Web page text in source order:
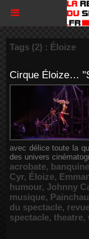
Tags (2) : Éloize
Cirque Éloize…
avec délice toute la
des univers
acrobate, banquine
Cyr, Éloize,
humour, Johnny
musique,
du spectacle,
spectacle, theatre,